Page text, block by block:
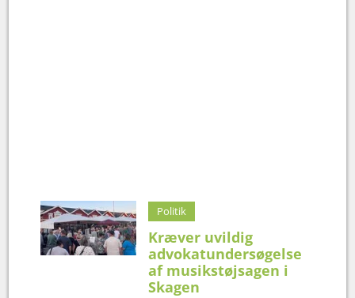
Politik
Kræver uvildig
advokatundersøgelse
af musikstøjsagen i
Skagen